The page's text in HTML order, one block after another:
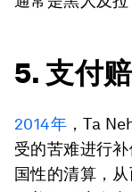
5. 支付
2014年 ，Ta
受的苦难进行
国性的清算，